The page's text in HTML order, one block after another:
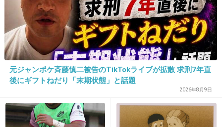
24. 匿名 2026/07/07(火) 22:23:46
>>1
ルーティーンで思わず言っちゃったとかあるか
も。
分かってても通常は認証ボタンの後に聞くとい
う流れだとスルッと言葉が出ちゃうとかありそ
1件の返信
元ジャンポケ斉藤慎二被告のTikTokライブが拡散 求刑7年直
後にギフトねだり「末期状態」と話題
2026年8月9日